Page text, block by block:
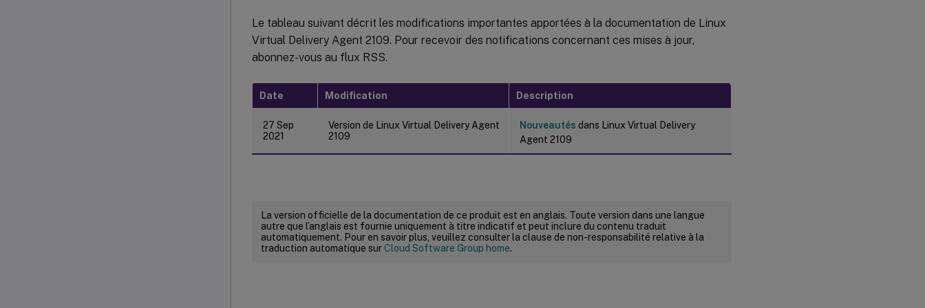
Le tableau suivant décrit les modifications importantes apportées à la documentation de Linux
Virtual Delivery Agent 2109. Pour recevoir des notifications concernant ces mises à jour,
abonnez-vous au flux RSS.
Date Modification Description
27 Sep
2021
Version de Linux Virtual Delivery Agent
2109
Nouveautés dans Linux Virtual Delivery
Agent 2109
La version officielle de la documentation de ce produit est en anglais. Toute version dans une langue
autre que l’anglais est fournie uniquement à titre indicatif et peut inclure du contenu traduit
automatiquement. Pour en savoir plus, veuillez consulter la clause de non-responsabilité relative à la
traduction automatique surCloud Software Group home.